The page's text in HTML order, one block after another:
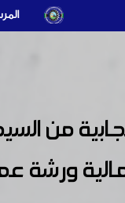
المرسوم الرئاسي رقم /69/ لعام 2026 .. دعم ضريبي للمنشآت
من
ورشة